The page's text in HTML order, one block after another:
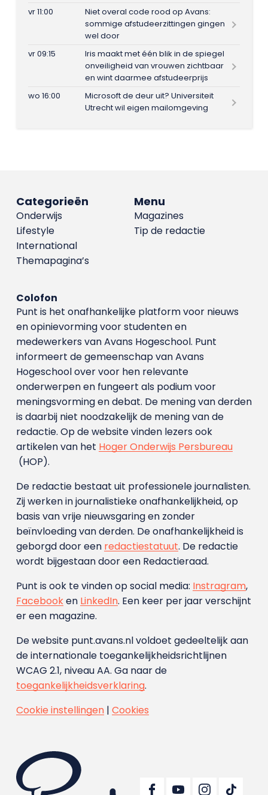
vr 11:00
Niet overal code rood op Avans:
sommige afstudeerzittingen gingen
wel door
vr 09:15
Iris maakt met één blik in de spiegel
onveiligheid van vrouwen zichtbaar
en wint daarmee afstudeerprijs
wo 16:00
Microsoft de deur uit? Universiteit
Utrecht wil eigen mailomgeving
Menu
Magazines
Tip de redactie
Categorieën
Onderwijs
Lifestyle
International
Themapagina’s
Colofon
Punt is het onafhankelijke platform voor nieuws
en opinievorming voor studenten en
medewerkers van Avans Hoge­school. Punt
informeert de gemeenschap van Avans
Hogeschool over voor hen relevante
onderwerpen en fungeert als podium voor
meningsvorming en debat. De mening van derden
is daarbij niet noodzakelijk de mening van de
redactie. Op de website vinden lezers ook
artikelen van het Hoger Onderwijs Persbureau
(HOP).
De redactie bestaat uit professionele journalisten.
Zij werken in journalistieke onafhankelijkheid, op
basis van vrije nieuwsgaring en zonder
beïnvloeding van derden. De onafhankelijkheid is
geborgd door een redactiestatuut. De redactie
wordt bijgestaan door een Redactieraad.
Punt is ook te vinden op social media: Instragram,
Facebooken LinkedIn. Een keer per jaar verschijnt
er een magazine.
De website punt.avans.nl voldoet gedeeltelijk aan
de internationale toegankelijkheidsrichtlijnen
WCAG 2.1, niveau AA. Ga naar de
toegankelijkheidsverklaring.
Cookie instellingen| Cookies